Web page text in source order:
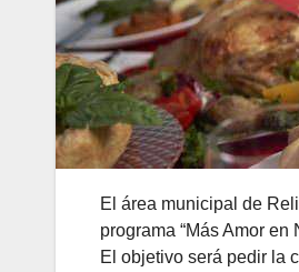
El área municipal de
programa “Más Amor en
El objetivo será pedir la